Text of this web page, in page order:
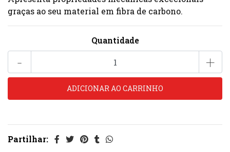
graças ao seu material em fibra de carbono.
Quantidade
- +
Partilhar: